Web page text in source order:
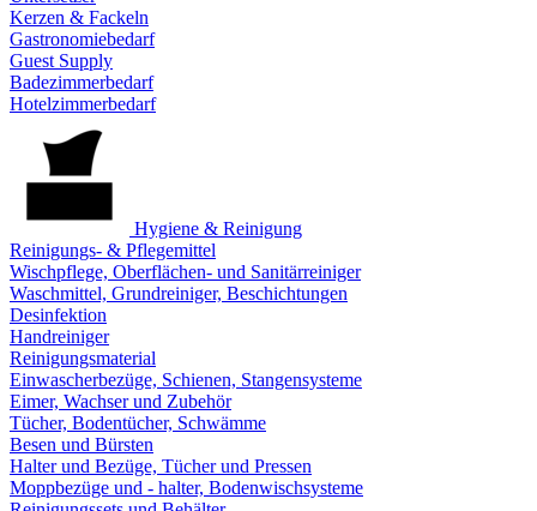
Kerzen & Fackeln
Gastronomiebedarf
Guest Supply
Badezimmerbedarf
Hotelzimmerbedarf
Hygiene & Reinigung
Reinigungs- & Pflegemittel
Wischpflege, Oberflächen- und Sanitärreiniger
Waschmittel, Grundreiniger, Beschichtungen
Desinfektion
Handreiniger
Reinigungsmaterial
Einwascherbezüge, Schienen, Stangensysteme
Eimer, Wachser und Zubehör
Tücher, Bodentücher, Schwämme
Besen und Bürsten
Halter und Bezüge, Tücher und Pressen
Moppbezüge und - halter, Bodenwischsysteme